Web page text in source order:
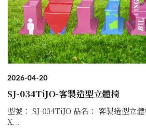
2026-04-20
SJ-034TiJO-客製造型立體椅
型號： SJ-034TiJO 品名： 客製造型立
X...